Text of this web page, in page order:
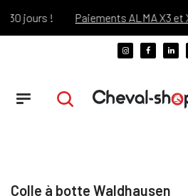
jours ! Paiements ALMA X3 et X4
Colle à botte Waldhausen